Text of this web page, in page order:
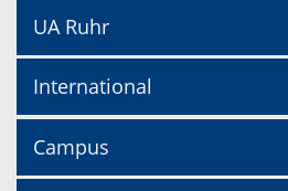
UA Ruhr
International
Campus